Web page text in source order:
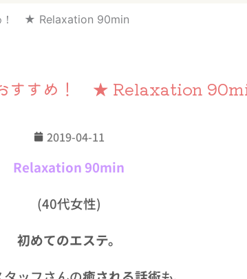
！ ★ Relaxation 90min
すすめ！ ★ Relaxation
2019-04-11
Relaxation 90min
(40代女性)
初めてのエステ。